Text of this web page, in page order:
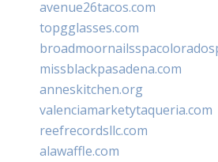
avenue26tacos.com
topgglasses.com
missblackpasadena.com
anneskitchen.org
valenciamarketytaqueria.com
reefrecordsllc.com
alawaffle.com